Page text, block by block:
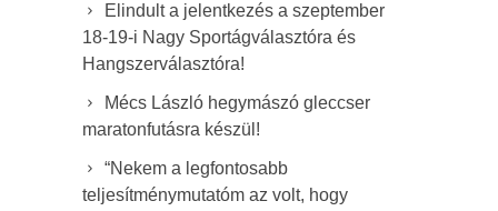
Elindult a jelentkezés a szeptember
18-19-i Nagy Sportágválasztóra és
Hangszerválasztóra!
Mécs László hegymászó gleccser
maratonfutásra készül!
“Nekem a legfontosabb
teljesítménymutatóm az volt, hogy